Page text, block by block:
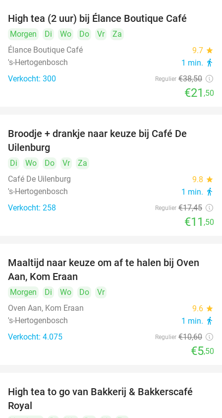
High tea (2 uur) bij Élance Boutique Café
Morgen Di Wo Do Vr
Za
Élance Boutique Café
9.7 star
's-Hertogenbosch 1 min. directions_walk
Verkocht: 300 Regulier €38,50
€21 ,50
Broodje + drankje naar keuze bij Café De
Uilenburg
Di Wo Do Vr
Za
Café De Uilenburg
9.8 star
's-Hertogenbosch 1 min. directions_walk
Verkocht: 258 Regulier €17,45
€11 ,50
48%
Maaltijd naar keuze om af te halen bij Oven
Aan, Kom Eraan
Morgen Di Wo Do
Vr
Oven Aan, Kom Eraan
9.6 star
's-Hertogenbosch 1 min. directions_walk
Verkocht: 4.075 Regulier €10,60
€5,50
40%
High tea to go van Bakkerij & Bakkerscafé
Royal